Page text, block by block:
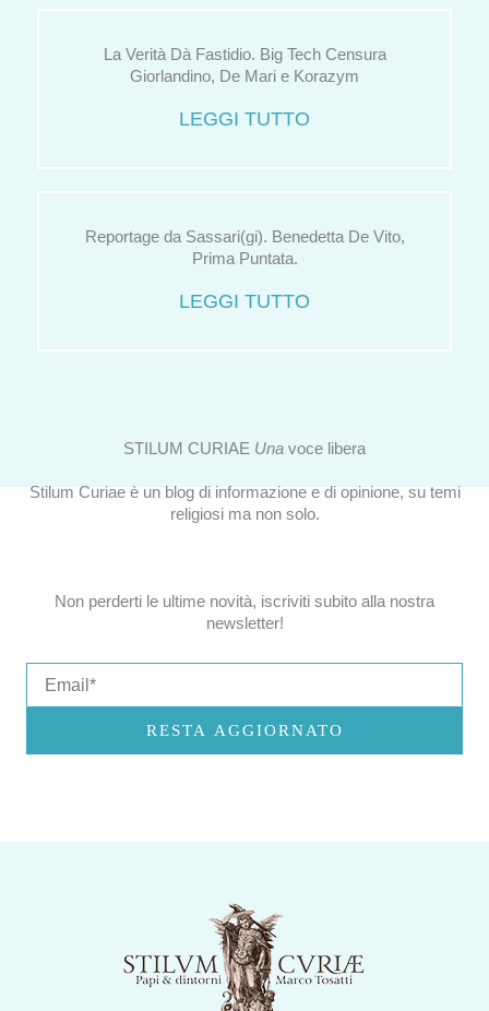
La Verità Dà Fastidio. Big Tech Censura
Giorlandino, De Mari e Korazym
LEGGI TUTTO
Reportage da Sassari(gi). Benedetta De Vito,
Prima Puntata.
LEGGI TUTTO
STILUM CURIAE Una voce libera
Stilum Curiae è un blog di informazione e di opinione, su temi
religiosi ma non solo.
Non perderti le ultime novità, iscriviti subito alla nostra
newsletter!
RESTA AGGIORNATO